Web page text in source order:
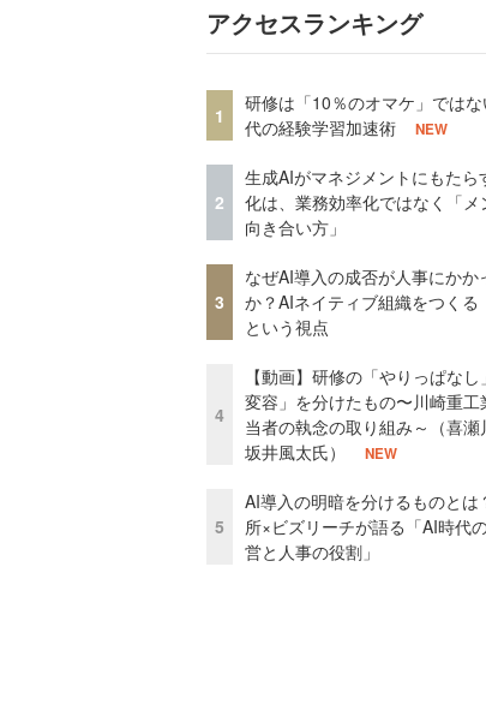
アクセスランキング
1
研修は「10％のオマケ」では
代の経験学習加速術
NEW
2
生成AIがマネジメントにもたら
化は、業務効率化ではなく「メ
向き合い方」
3
なぜAI導入の成否が人事にかか
か？AIネイティブ組織をつくる
という視点
4
【動画】研修の「やりっぱな
変容」を分けたもの〜川崎重工
当者の執念の取り組み～（喜瀬
坂井風太氏）
NEW
5
AI導入の明暗を分けるものとは
所×ビズリーチが語る「AI時代
営と人事の役割」